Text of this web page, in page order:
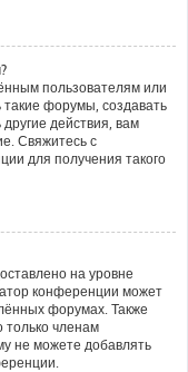
пользователям или
форумы, создавать
действия, вам
Свяжитесь с
для получения такого
на уровне
конференции может
форумах. Также
членам
не можете добавлять